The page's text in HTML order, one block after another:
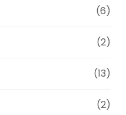
(6)
(2)
(13)
(2)